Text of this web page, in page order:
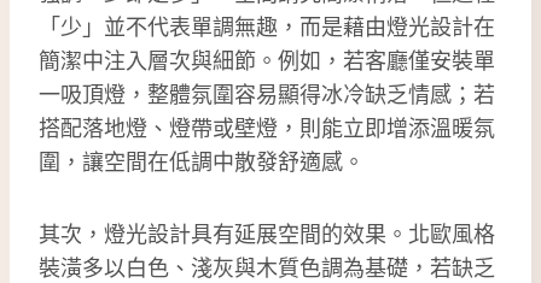
「少」並不代表單調無趣，而是藉由燈光設計在
簡潔中注入層次與細節。例如，若客廳僅安裝單
一吸頂燈，整體氛圍容易顯得冰冷缺乏情感；若
搭配落地燈、燈帶或壁燈，則能立即增添溫暖氛
圍，讓空間在低調中散發舒適感。
其次，燈光設計具有延展空間的效果。北歐風格
裝潢多以白色、淺灰與木質色調為基礎，若缺乏